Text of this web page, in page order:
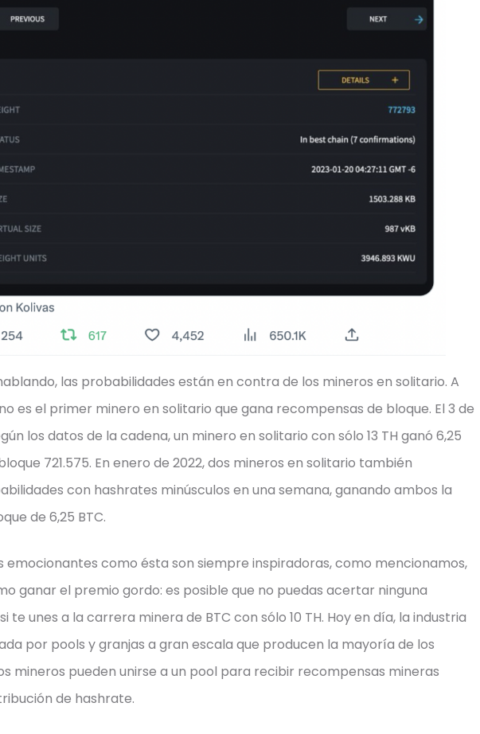
las probabilidades están en contra de los mineros en solitario. A
es el primer minero en solitario que gana recompensas de bloque. El 3 de
los datos de la cadena, un minero en solitario con sólo 13 TH ganó 6,25
721.575. En enero de 2022, dos mineros en solitario también
con hashrates minúsculos en una semana, ganando ambos la
de 6,25 BTC.
emocionantes como ésta son siempre inspiradoras, como mencionamos,
ganar el premio gordo: es posible que no puedas acertar ninguna
te unes a la carrera minera de BTC con sólo 10 TH. Hoy en día, la industria
por pools y granjas a gran escala que producen la mayoría de los
mineros pueden unirse a un pool para recibir recompensas mineras
de hashrate.